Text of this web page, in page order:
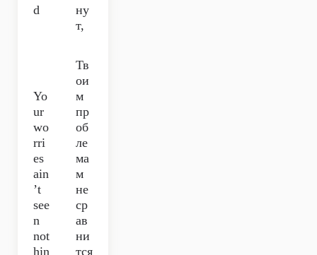
d
ну
т,
Yo
ur
wo
rri
es
ain
’t
see
n
not
hin
Тв
ои
м
пр
об
ле
ма
м
не
ср
ав
ни
тся